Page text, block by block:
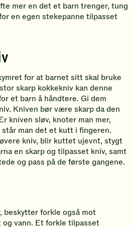
mer en det et barn trenger, tung
en egen stekepanne tilpasset
for at barnet sitt skal bruke
skarp kokkekniv kan denne
et barn å håndtere. Gi dem
Kniven bør være skarp da den
kniven sløv, knoter man mer,
man det et kutt i fingeren.
kniv, blir kuttet ujevnt, stygt
en skarp og tilpasset kniv, samt
og pass på de første gangene.
beskytter forkle også mot
vann. Et forkle tilpasset